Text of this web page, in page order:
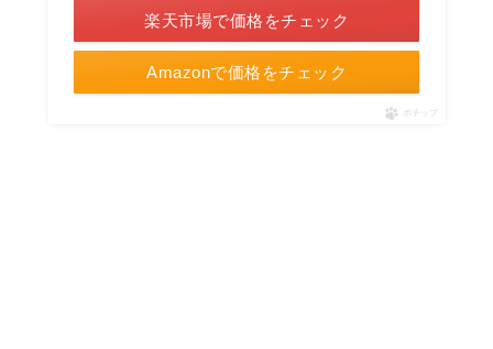
Amazonで価格をチェック
楽天市場で価格をチェック
ポチップ